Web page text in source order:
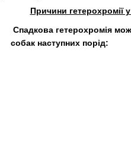
Причини гетерохромії
Спадкова гетерохромія
собак наступних порід: